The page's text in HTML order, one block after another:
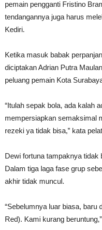
pemain pengganti Fristino
tendangannya juga harus
Kediri.
Ketika masuk babak
diciptakan Adrian Putra
peluang pemain Kota
“Itulah sepak bola, ada kalah
mempersiapkan semaksimal
rezeki ya tidak bisa,” kata
Dewi fortuna tampaknya tidak
Dalam tiga laga fase grup
akhir tidak muncul.
“Sebelumnya luar biasa, baru
Red). Kami kurang